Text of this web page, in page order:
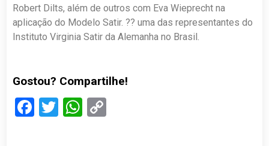
Robert Dilts, além de outros com Eva Wieprecht na
aplicação do Modelo Satir. ?? uma das representantes do
Instituto Virginia Satir da Alemanha no Brasil.
Gostou? Compartilhe!
Facebook
TwitterWhatsApp